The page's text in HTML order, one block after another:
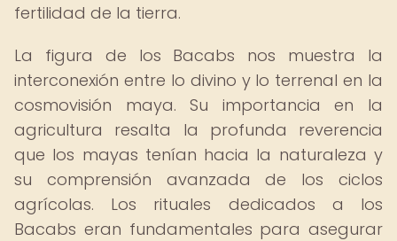
fertilidad de la tierra.
La figura de los Bacabs nos muestra la
interconexión entre lo divino y lo terrenal en la
cosmovisión maya. Su importancia en la
agricultura resalta la profunda reverencia
que los mayas tenían hacia la naturaleza y
su comprensión avanzada de los ciclos
agrícolas. Los rituales dedicados a los
Bacabs eran fundamentales para asegurar